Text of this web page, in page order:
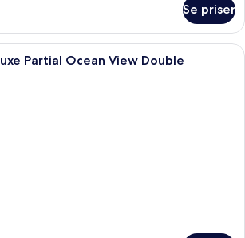
Se priser
Ett hotellrum med två sängar, en
Partial Ocean View Double